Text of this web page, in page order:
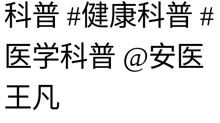
科普 #健康科普 #
医学科普 @安医
王凡